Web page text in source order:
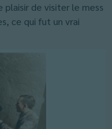
de visiter le mess
ce qui fut un vrai